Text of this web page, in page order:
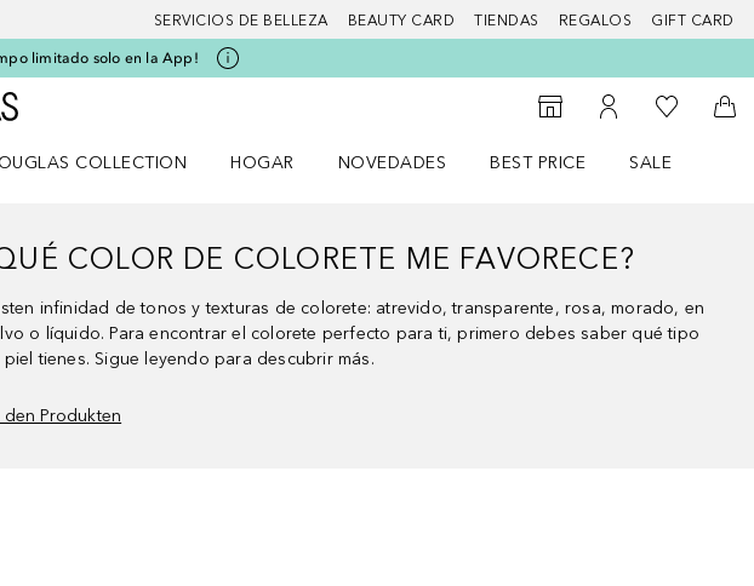
SERVICIOS DE BELLEZA BEAUTY CARD TIENDAS REGALOS GIFT CARD
limitado solo en la App!
A Douglas Home
Al Storefinder
Mi cuenta
Mi lista de
A
COLLECTION
HOGAR
NOVEDADES
BEST PRICE
SALE
COLOR DE COLORETE ME FAVORECE?
infinidad de tonos y texturas de colorete: atrevido, transparente, rosa, morado, en
o líquido. Para encontrar el colorete perfecto para ti, primero debes saber qué tipo
piel tienes. Sigue leyendo para descubrir más.
den Produkten